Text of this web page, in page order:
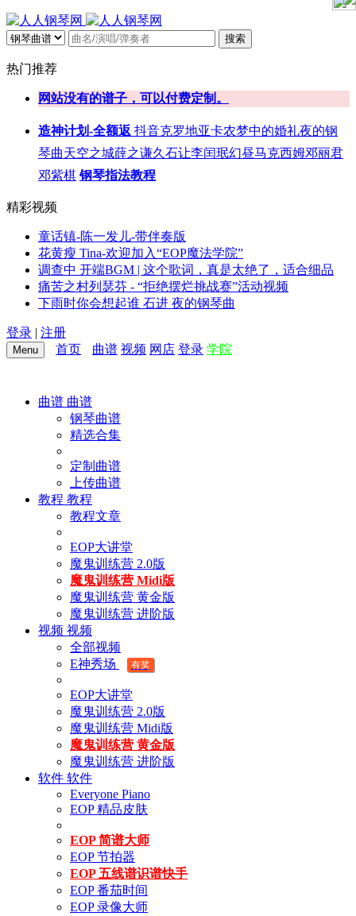
搜索
热门推荐
网站没有的谱子，可以付费定制。
造神计划-全额返 抖音克罗地亚卡农梦中的婚礼夜的钢
琴曲天空之城薛之谦久石让李闰珉幻昼马克西姆邓丽君
邓紫棋 钢琴指法教程
精彩视频
童话镇-陈一发儿-带伴奏版
花黄瘦 Tina-欢迎加入“EOP魔法学院”
调查中 开端BGM | 这个歌词，真是太绝了，适合细品
痛苦之村列瑟芬 - “拒绝摆烂挑战赛”活动视频
下雨时你会想起谁 石进 夜的钢琴曲
登录 | 注册
Menu 首页 曲谱 视频 网店 登录 学院
曲谱 曲谱
钢琴曲谱
精选合集
定制曲谱
上传曲谱
教程 教程
教程文章
EOP大讲堂
魔鬼训练营 2.0版
魔鬼训练营 Midi版
魔鬼训练营 黄金版
魔鬼训练营 进阶版
视频 视频
全部视频
E神秀场
有奖
EOP大讲堂
魔鬼训练营 2.0版
魔鬼训练营 Midi版
魔鬼训练营 黄金版
魔鬼训练营 进阶版
软件 软件
Everyone Piano
EOP 精品皮肤
EOP 简谱大师
EOP 节拍器
EOP 五线谱识谱快手
EOP 番茄时间
EOP 录像大师